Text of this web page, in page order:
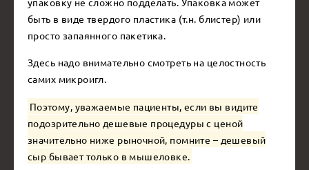
быть в виде твердого пластика (т.н. блистер) или
просто запаянного пакетика.
Здесь надо внимательно смотреть на целостность
самих микроигл.
Поэтому, уважаемые пациенты, если вы видите
подозрительно дешевые процедуры с ценой
значительно ниже рыночной, помните – дешевый
сыр бывает только в мышеловке.